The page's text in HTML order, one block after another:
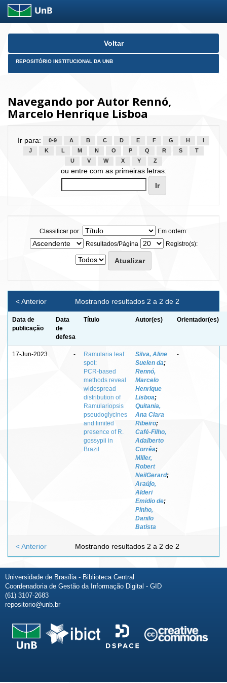
Skip
Voltar
REPOSITÓRIO INSTITUCIONAL DA UNB
Navegando por Autor Rennó,
Marcelo Henrique Lisboa
Ir para: 0-9 A B C D E F G H
J
K L M N O P Q R S
T
U
V W X Y Z
ou entre com as primeiras letras:
Classificar por:
Em ordem:
Resultados/Página
Registro(s):
Mostrando resultados 2 a 2 de 2
< Anterior
Data de
publicação
Data
de
defesa
Título Autor(es) Orientador(es)
17-Jun-2023 -
Ramularia leaf
spot:
PCR‑based
methods reveal
widespread
distribution of
Ramulariopsis
pseudoglycines
and limited
presence of R.
gossypii in
Brazil
Silva, Aline
Suelen da;
Rennó,
Marcelo
Henrique
Lisboa;
Quitania,
Ana Clara
Ribeiro;
Café‑Filho,
Adalberto
Corrêa;
Miller,
Robert
NeilGerard;
Araújo,
Alderi
Emidio de;
Pinho,
Danilo
Batista
-
Mostrando resultados 2 a 2 de 2
< Anterior
Universidade de Brasília - Biblioteca Central
Coordenadoria de Gestão da Informação Digital - GID
(61) 3107-2683
repositorio@unb.br